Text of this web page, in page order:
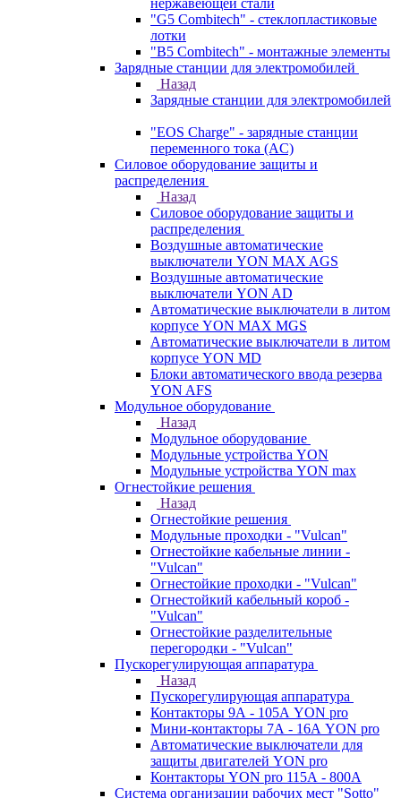
нержавеющей стали
"G5 Combitech" - стеклопластиковые
лотки
"B5 Combitech" - монтажные элементы
Зарядные станции для электромобилей
Назад
Зарядные станции для электромобилей
"EOS Charge" - зарядные станции
переменного тока (AC)
Силовое оборудование защиты и
распределения
Назад
Силовое оборудование защиты и
распределения
Воздушные автоматические
выключатели YON MAX AGS
Воздушные автоматические
выключатели YON AD
Автоматические выключатели в литом
корпусе YON MAX MGS
Автоматические выключатели в литом
корпусе YON MD
Блоки автоматического ввода резерва
YON AFS
Модульное оборудование
Назад
Модульное оборудование
Модульные устройства YON
Модульные устройства YON max
Огнестойкие решения
Назад
Огнестойкие решения
Модульные проходки - "Vulcan"
Огнестойкие кабельные линии -
"Vulcan"
Огнестойкие проходки - "Vulcan"
Огнестойкий кабельный короб -
"Vulcan"
Огнестойкие разделительные
перегородки - "Vulcan"
Пускорегулирующая аппаратура
Назад
Пускорегулирующая аппаратура
Контакторы 9А - 105А YON pro
Мини-контакторы 7А - 16А YON pro
Автоматические выключатели для
защиты двигателей YON pro
Контакторы YON pro 115А - 800А
Система организации рабочих мест "Sotto"